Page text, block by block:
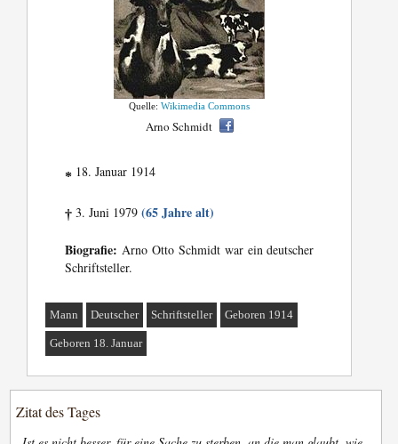
Quelle:Wikimedia Commons
Arno Schmidt
* 18. Januar 1914
† 3. Juni 1979(65 Jahre alt)
Biografie: Arno Otto Schmidt war ein deutscher
Schriftsteller.
Mann Deutscher Schriftsteller Geboren 1914
Geboren 18. Januar
Zitat des Tages